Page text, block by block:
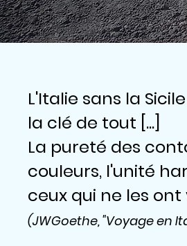
L'Italie sans la
la clé de tout [...]
La pureté des
couleurs, l'unité
ceux qui ne les
(JWGoethe, "Voyage en